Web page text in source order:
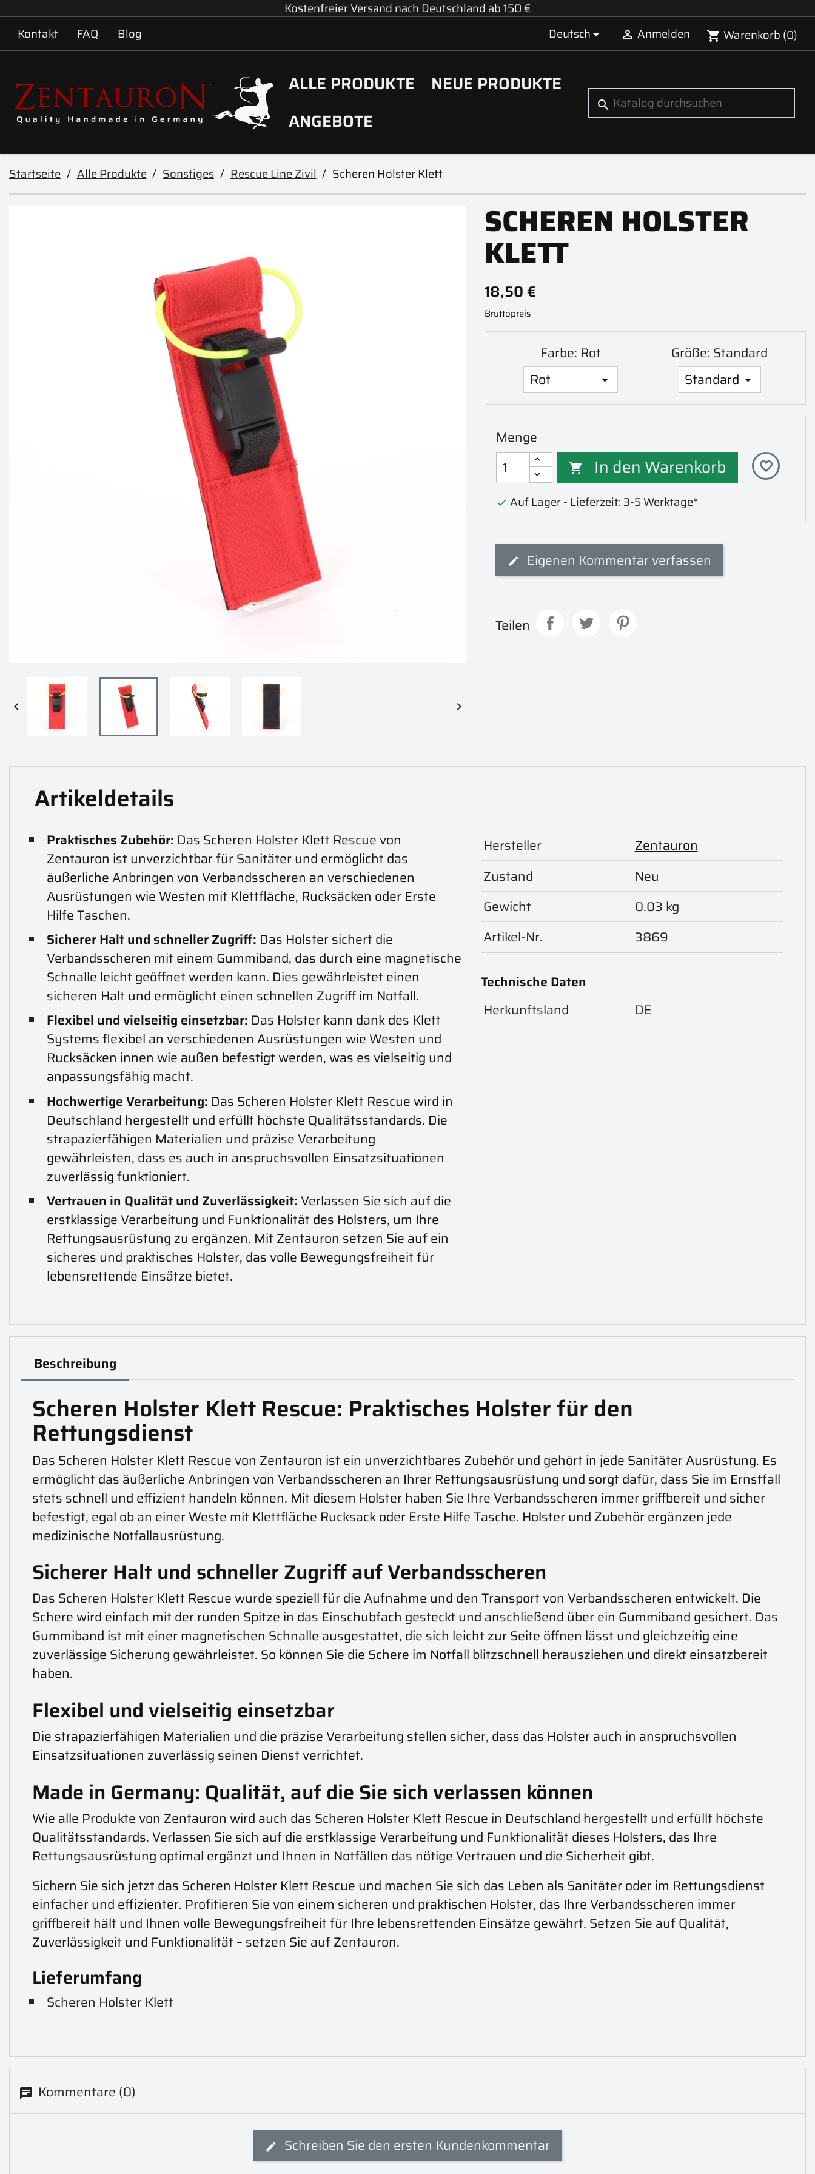
Kostenfreier Versand nach Deutschland ab 150 €
Kontakt
FAQ Blog Deutsch  Anmelden shopping_cart Warenkorb (0)
ALLE PRODUKTE
NEUE PRODUKTE
ANGEBOTE
search
Startseite Alle Produkte Sonstiges Rescue Line Zivil Scheren Holster Klett
 
SCHEREN HOLSTER
KLETT
18,50 €
Bruttopreis
Farbe: Rot Größe: Standard
Menge
 In den Warenkorb favorite_border
 Auf Lager - Lieferzeit: 3-5 Werktage*
Eigenen Kommentar verfassen
Teilen
Artikeldetails
Praktisches Zubehör: Das Scheren Holster Klett Rescue von
Zentauron ist unverzichtbar für Sanitäter und ermöglicht das
äußerliche Anbringen von Verbandsscheren an verschiedenen
Ausrüstungen wie Westen mit Klettfläche, Rucksäcken oder Erste
Hilfe Taschen.
Sicherer Halt und schneller Zugriff: Das Holster sichert die
Verbandsscheren mit einem Gummiband, das durch eine magnetische
Schnalle leicht geöffnet werden kann. Dies gewährleistet einen
sicheren Halt und ermöglicht einen schnellen Zugriff im Notfall.
Flexibel und vielseitig einsetzbar: Das Holster kann dank des Klett
Systems flexibel an verschiedenen Ausrüstungen wie Westen und
Rucksäcken innen wie außen befestigt werden, was es vielseitig und
anpassungsfähig macht.
Hochwertige Verarbeitung: Das Scheren Holster Klett Rescue wird in
Deutschland hergestellt und erfüllt höchste Qualitätsstandards. Die
strapazierfähigen Materialien und präzise Verarbeitung
gewährleisten, dass es auch in anspruchsvollen Einsatzsituationen
zuverlässig funktioniert.
Vertrauen in Qualität und Zuverlässigkeit:Verlassen Sie sich auf die
erstklassige Verarbeitung und Funktionalität des Holsters, um Ihre
Rettungsausrüstung zu ergänzen. Mit Zentauron setzen Sie auf ein
sicheres und praktisches Holster, das volle Bewegungsfreiheit für
lebensrettende Einsätze bietet.
Hersteller
Zentauron
Zustand
Neu
Gewicht
0.03 kg
Artikel-Nr.
3869
Technische Daten
Herkunftsland
DE
Beschreibung
Scheren Holster Klett Rescue: Praktisches Holster für den
Rettungsdienst
Das Scheren Holster Klett Rescue von Zentauron ist ein unverzichtbares Zubehör und gehört in jede Sanitäter Ausrüstung. Es
ermöglicht das äußerliche Anbringen von Verbandsscheren an Ihrer Rettungsausrüstung und sorgt dafür, dass Sie im Ernstfall
stets schnell und effizient handeln können. Mit diesem Holster haben Sie Ihre Verbandsscheren immer griffbereit und sicher
befestigt, egal ob an einer Weste mit Klettfläche Rucksack oder Erste Hilfe Tasche. Holster und Zubehör ergänzen jede
medizinische Notfallausrüstung.
Sicherer Halt und schneller Zugriff auf Verbandsscheren
Das Scheren Holster Klett Rescue wurde speziell für die Aufnahme und den Transport von Verbandsscheren entwickelt. Die
Schere wird einfach mit der runden Spitze in das Einschubfach gesteckt und anschließend über ein Gummiband gesichert. Das
Gummiband ist mit einer magnetischen Schnalle ausgestattet, die sich leicht zur Seite öffnen lässt und gleichzeitig eine
zuverlässige Sicherung gewährleistet. So können Sie die Schere im Notfall blitzschnell herausziehen und direkt einsatzbereit
haben.
Flexibel und vielseitig einsetzbar
Die strapazierfähigen Materialien und die präzise Verarbeitung stellen sicher, dass das Holster auch in anspruchsvollen
Einsatzsituationen zuverlässig seinen Dienst verrichtet.
Made in Germany: Qualität, auf die Sie sich verlassen können
Wie alle Produkte von Zentauron wird auch das Scheren Holster Klett Rescue in Deutschland hergestellt und erfüllt höchste
Qualitätsstandards. Verlassen Sie sich auf die erstklassige Verarbeitung und Funktionalität dieses Holsters, das Ihre
Rettungsausrüstung optimal ergänzt und Ihnen in Notfällen das nötige Vertrauen und die Sicherheit gibt.
Sichern Sie sich jetzt das Scheren Holster Klett Rescue und machen Sie sich das Leben als Sanitäter oder im Rettungsdienst
einfacher und effizienter. Profitieren Sie von einem sicheren und praktischen Holster, das Ihre Verbandsscheren immer
griffbereit hält und Ihnen volle Bewegungsfreiheit für Ihre lebensrettenden Einsätze gewährt. Setzen Sie auf Qualität,
Zuverlässigkeit und Funktionalität – setzen Sie auf Zentauron.
Lieferumfang
Scheren Holster Klett
Kommentare (0)
Schreiben Sie den ersten Kundenkommentar